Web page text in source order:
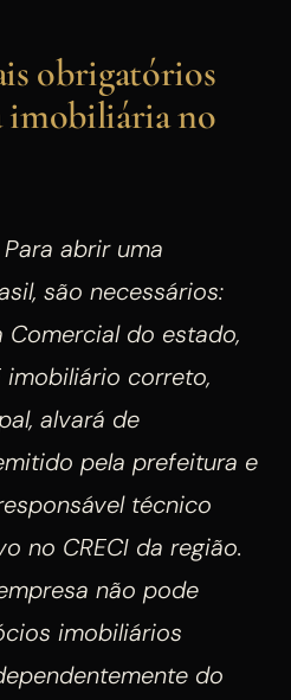
obrigatórios
imobiliária no
abrir uma
são necessários:
Comercial do estado,
imobiliário correto,
alvará de
pela prefeitura e
técnico
no CRECI da região.
não pode
imobiliários
do